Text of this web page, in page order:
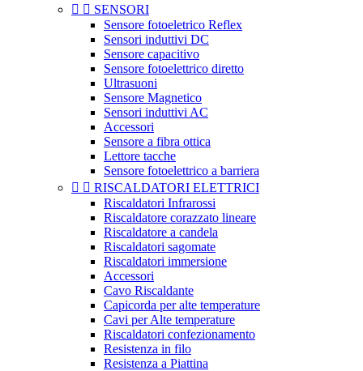
  SENSORI
Sensore fotoeletrico Reflex
Sensori induttivi DC
Sensore capacitivo
Sensore fotoelettrico diretto
Ultrasuoni
Sensore Magnetico
Sensori induttivi AC
Accessori
Sensore a fibra ottica
Lettore tacche
Sensore fotoelettrico a barriera
  RISCALDATORI ELETTRICI
Riscaldatori Infrarossi
Riscaldatore corazzato lineare
Riscaldatore a candela
Riscaldatori sagomate
Riscaldatori immersione
Accessori
Cavo Riscaldante
Capicorda per alte temperature
Cavi per Alte temperature
Riscaldatori confezionamento
Resistenza in filo
Resistenza a Piattina